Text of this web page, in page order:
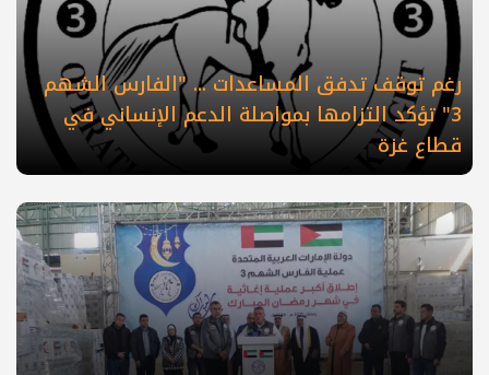
رغم توقف تدفق المساعدات ... "الفارس الشهم
3" تؤكد التزامها بمواصلة الدعم الإنساني في
قطاع غزة